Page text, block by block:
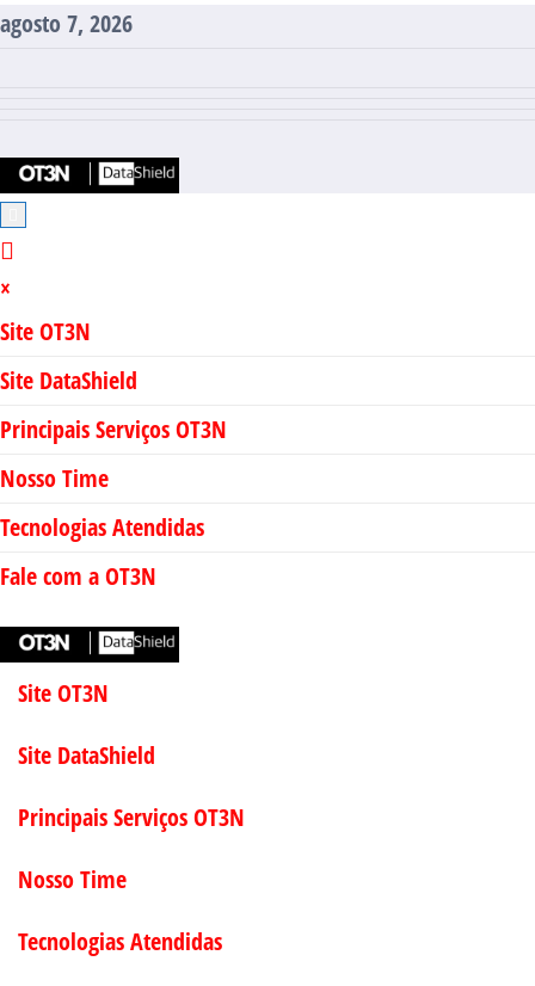
Pular
agosto 7, 2026
×
Site OT3N
Site DataShield
Principais Serviços OT3N
Nosso Time
Tecnologias Atendidas
Fale com a OT3N
Site OT3N
Site DataShield
Principais Serviços OT3N
Nosso Time
Tecnologias Atendidas